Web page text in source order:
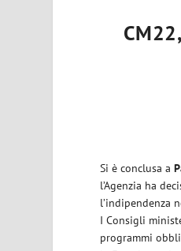
Si è conclusa a
l’Agenzia ha
l’indipendenza
I Consigli
programmi